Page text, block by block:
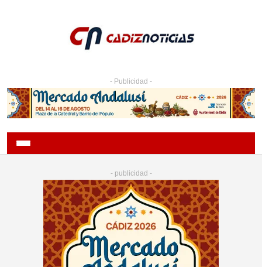
- Publicidad -
- publicidad -